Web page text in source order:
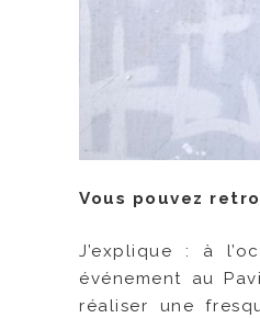
Vous pouvez
J’explique : à
événement au
réaliser une